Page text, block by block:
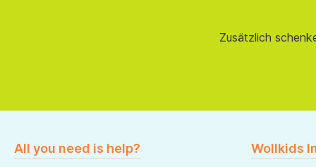
Zusätzlich
All you need is help? Wollkids